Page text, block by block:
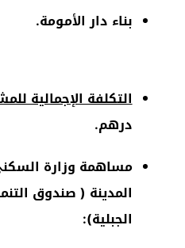
بناء دار الأمومة.
التكلفة الإجمالية
درهم.
مساهمة وزارة
المدينة ( صندوق
الجبلية):